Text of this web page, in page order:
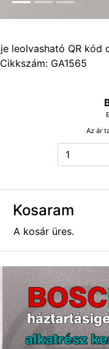
Cikkszám: GA1565
Az ár
Kosaram
A kosár üres.